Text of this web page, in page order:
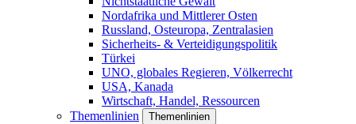
Nordafrika und Mittlerer Osten
Russland, Osteuropa, Zentralasien
Sicherheits- & Verteidigungspolitik
Türkei
UNO, globales Regieren, Völkerrecht
USA, Kanada
Wirtschaft, Handel, Ressourcen
Themenlinien
Themenlinien